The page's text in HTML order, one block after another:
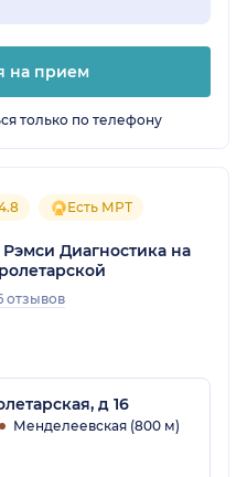
на прием
только по телефону
Есть МРТ
Диагностика на
отзывов
д 16
Менделеевская (800 м)